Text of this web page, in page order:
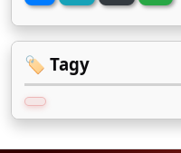
🏷️ Tagy